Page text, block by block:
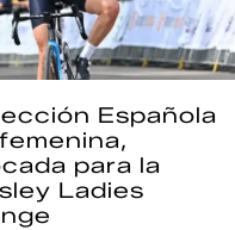
Española
para la
Ladies